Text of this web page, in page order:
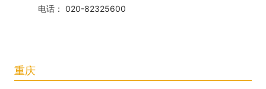
电话： 020-82325600
重庆